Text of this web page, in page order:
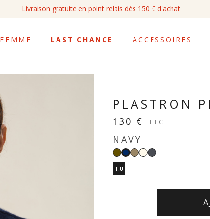
Livraison gratuite en point relais dès 150 € d'achat
FEMME LAST CHANCE ACCESSOIRES
PLASTRON
130 € TTC
NAVY
KakiNavyTaupe
Écru
T.U